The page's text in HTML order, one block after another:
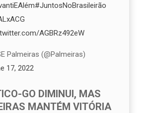
#JuntosNoBrasileirão
AGBRz492eW
Palmeiras (@Palmeiras)
17, 2022
GO DIMINUI, MAS
MANTÉM VITÓRIA